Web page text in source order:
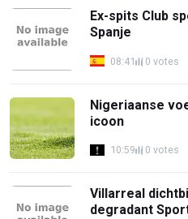
Ex-spits Club
Spanje
08:41 0 votes
Nigeriaanse
icoon
10:59 0 votes
Villarreal
degradant